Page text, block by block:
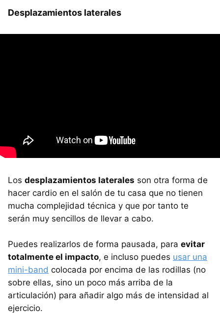
Desplazamientos laterales
Los desplazamientos laterales son otra forma de
hacer cardio en el salón de tu casa que no tienen
mucha complejidad técnica y que por tanto te
serán muy sencillos de llevar a cabo.
Puedes realizarlos de forma pausada, para evitar
totalmente el impacto, e incluso puedes usar una
mini-band colocada por encima de las rodillas (no
sobre ellas, sino un poco más arriba de la
articulación) para añadir algo más de intensidad al
ejercicio.